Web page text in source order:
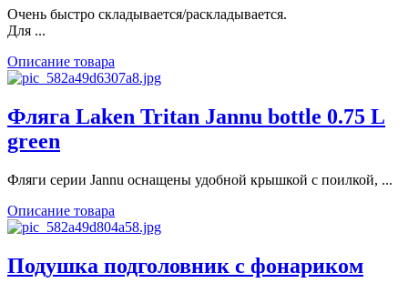
Очень быстро складывается/раскладывается.
Для ...
Описание товара
Фляга Laken Tritan Jannu bottle 0.75 L
green
Фляги серии Jannu оснащены удобной крышкой с поилкой, ...
Описание товара
Подушка подголовник с фонариком